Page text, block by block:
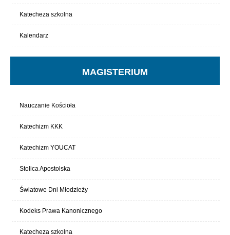
Katecheza szkolna
Kalendarz
MAGISTERIUM
Nauczanie Kościoła
Katechizm KKK
Katechizm YOUCAT
Stolica Apostolska
Światowe Dni Młodzieży
Kodeks Prawa Kanonicznego
Katecheza szkolna